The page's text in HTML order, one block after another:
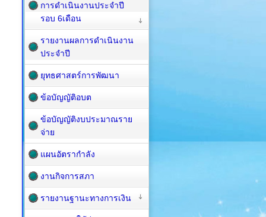
การดำเนินงานประจำปี
รอบ 6เดือน
รายงานผลการดำเนินงาน
ประจำปี
ยุทธศาสตร์การพัฒนา
ข้อบัญญัติอบต
ข้อบัญญัติงบประมาณราย
จ่าย
แผนอัตรากำลัง
งานกิจการสภา
รายงานฐานะทางการเงิน